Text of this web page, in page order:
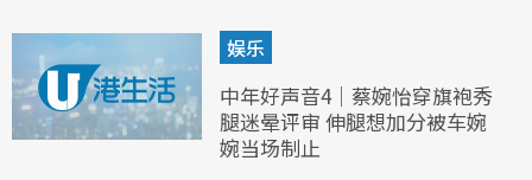
娱乐
中年好声音4｜蔡婉怡穿旗袍秀
腿迷晕评审 伸腿想加分被车婉
婉当场制止